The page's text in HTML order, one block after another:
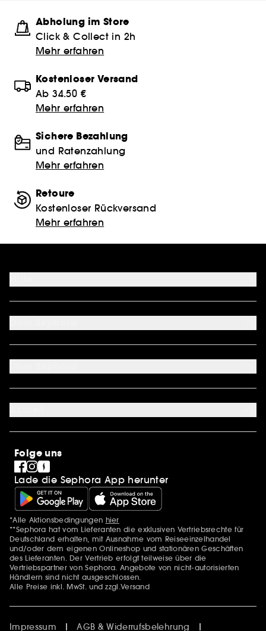
Abholung im Store
Click & Collect in 2h
Mehr erfahren
Kostenloser Versand
Ab 34.50 €
Mehr erfahren
Sichere Bezahlung
und Ratenzahlung
Mehr erfahren
Retoure
Kostenloser Rückversand
Mehr erfahren
FAQ
Kontakt
Mein Konto
Sephora Unlimited
Über uns
Karriere
SEPHORA Prize
Pride
Folge uns
Lade die Sephora App herunter
Zusätzlich Erwähnungen
*Alle Aktionsbedingungen hier
**Sephora hat vom Lieferanten die exklusiven Vertriebsrechte für
Deutschland erhalten, mit Ausnahme vom Reiseeinzelhandel
und/oder dem eigenen Onlineshop und stationären Geschäften
des Lieferanten. Der Vertrieb erfolgt teilweise über die
Vertriebspartner von Sephora. Angebote von nicht-autorisierten
Händlern sind nicht ausgeschlossen.
Alle Preise inkl. MwSt. und zzgl.Versand
Impressum AGB & Widerrufsbelehrung